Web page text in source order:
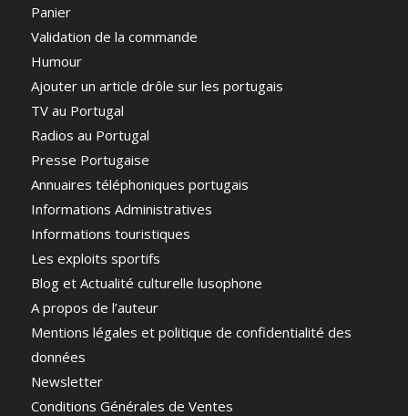
Panier
Validation de la commande
Humour
Ajouter un article drôle sur les portugais
TV au Portugal
Radios au Portugal
Presse Portugaise
Annuaires téléphoniques portugais
Informations Administratives
Informations touristiques
Les exploits sportifs
Blog et Actualité culturelle lusophone
A propos de l’auteur
Mentions légales et politique de confidentialité des
données
Newsletter
Conditions Générales de Ventes